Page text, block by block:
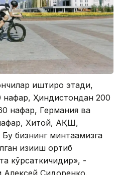
иштироқ этади,
нафар, Ҳиндистондан 200
нафар, Германия ва
Хитой, АҚШ,
бизнинг минтақамизга
қизиқиш ортиб
кўрсаткичидир», -